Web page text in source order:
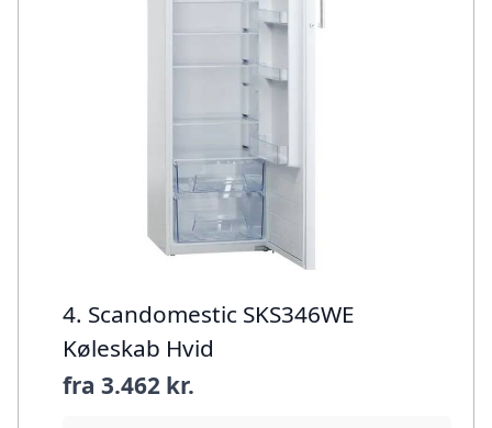
4. Scandomestic SKS346WE
Køleskab Hvid
fra 3.462 kr.